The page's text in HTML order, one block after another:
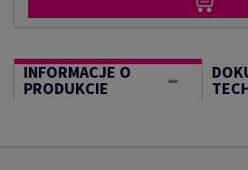
INFORMACJE O
PRODUKCIE